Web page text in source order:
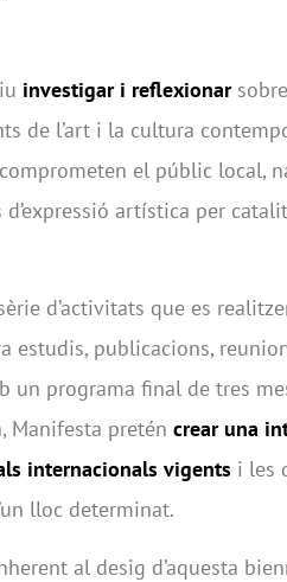
investigar i reflexionar
de l’art i la cultura
el públic local,
artística per
d’activitats que es
estudis, publicacions,
un programa final de tres
Manifesta pretén crear una
internacionals vigents i les
lloc determinat.
al desig d’aquesta